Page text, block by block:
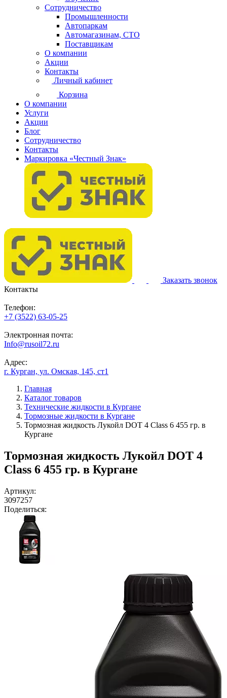
Сотрудничество
Промышленности
Автопаркам
Автомагазинам, СТО
Поставщикам
О компании
Акции
Контакты
Личный кабинет
Корзина
О компании
Услуги
Акции
Блог
Сотрудничество
Контакты
Маркировка «Честный Знак»
Заказать звонок
Контакты
Телефон:
+7 (3522) 63-05-25
Электронная почта:
Info@rusoil72.ru
Адрес:
г. Курган, ул. Омская, 145, ст1
Главная
Каталог товаров
Технические жидкости в Кургане
Тормозные жидкости в Кургане
Тормозная жидкость Лукойл DOT 4 Class 6 455 гр. в
Кургане
Тормозная жидкость Лукойл DOT 4
Class 6 455 гр. в Кургане
Артикул:
3097257
Поделиться: